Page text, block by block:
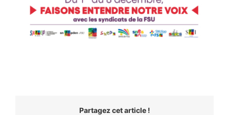
Partagez cet article !